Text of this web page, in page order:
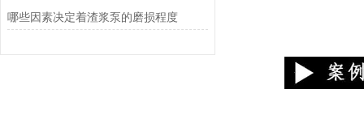
哪些因素决定着渣浆泵的磨损程度